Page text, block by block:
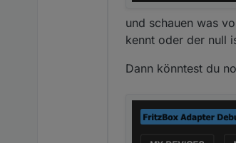
und schauen was
kennt oder der null
Dann könntest du